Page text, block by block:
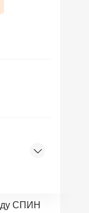
СПИН